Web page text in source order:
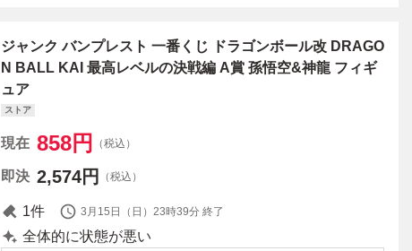
ジャンク バンプレスト 一番くじ ドラゴンボール改 DRAGO
N BALL KAI 最高レベルの決戦編 A賞 孫悟空&神龍 フィギ
ュア
ストア
現在 858円 （税込）
即決 2,574円 （税込）
1件 3月15日（日）23時39分 終了
全体的に状態が悪い